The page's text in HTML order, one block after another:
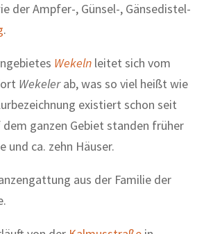
der Ampfer-, Günsel-, Gänsedistel-
.
Wekeln leitet sich vom
Wekelerab, was so viel heißt wie
existiert schon seit
ganzen Gebiet standen früher
und ca. zehn Häuser.
aus der Familie der